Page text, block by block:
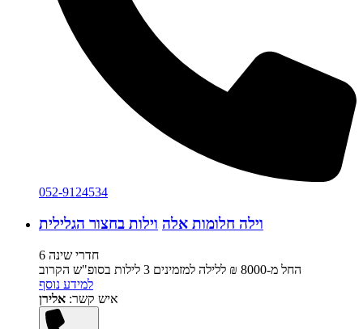
052-9124534
וילה חלומות אלה וילות בחצור הגלילית
6 חדרי שינה
החל מ-‏8000 ₪ ללילה למזמינים 3 לילות בסופ"ש הקרוב
למידע נוסף
איש קשר: אלירן